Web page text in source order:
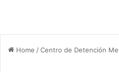
Home /Centro de Detención